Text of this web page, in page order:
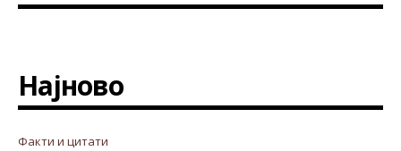
Најново
Факти и цитати